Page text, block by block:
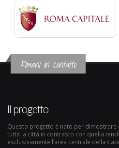
Rimani in contatto
Il progetto
Questo progetto è nato per dimostrare
tutta la città in contrasto con quella
esclusivamente l’area centrale della